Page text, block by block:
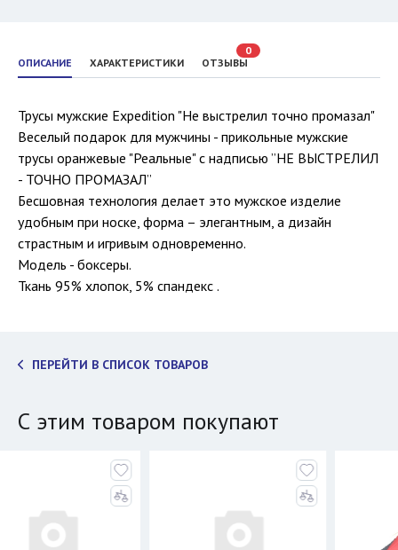
ОПИСАНИЕ ХАРАКТЕРИСТИКИ ОТЗЫВЫ
0
Трусы мужские Expedition "Не выстрелил точно промазал"
Веселый подарок для мужчины - прикольные мужские
трусы оранжевые "Реальные" с надписью ”НЕ ВЫСТРЕЛИЛ
- ТОЧНО ПРОМАЗАЛ”
Бесшовная технология делает это мужское изделие
удобным при носке, форма – элегантным, а дизайн
страстным и игривым одновременно.
Модель - боксеры.
Ткань 95% хлопок, 5% спандекс .
ПЕРЕЙТИ В СПИСОК ТОВАРОВ
С этим товаром покупают